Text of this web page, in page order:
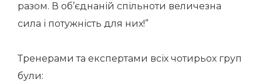
разом. В об’єднаній спільноти величезна
сила і потужність для них!”
Тренерами та експертами всіх чотирьох груп
були: